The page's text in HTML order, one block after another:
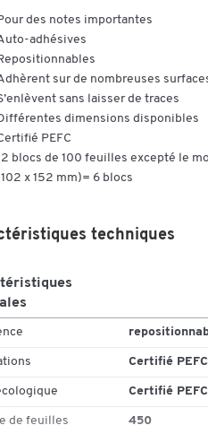
des notes importantes
adhésives
sur de nombreuses
sans laisser de traces
dimensions disponibles
PEFC
blocs de 100 feuilles excepté le
x 152 mm)= 6 blocs
techniques
Certifié PEFC
Certifié PEFC
de feuilles 450